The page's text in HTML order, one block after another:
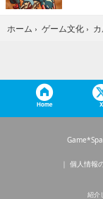
ホーム › ゲーム文化 ›
Home X
個人情報
紹介